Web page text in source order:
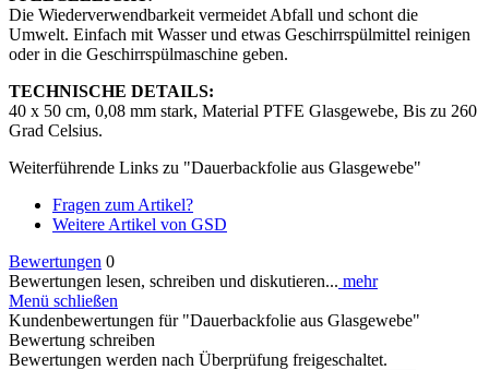
Die Wiederverwendbarkeit vermeidet Abfall und schont die
Umwelt. Einfach mit Wasser und etwas Geschirrspülmittel reinigen
oder in die Geschirrspülmaschine geben.
TECHNISCHE DETAILS:
40 x 50 cm, 0,08 mm stark, Material PTFE Glasgewebe, Bis zu 260
Grad Celsius.
Weiterführende Links zu "Dauerbackfolie aus Glasgewebe"
Fragen zum Artikel?
Weitere Artikel von GSD
Bewertungen 0
Bewertungen lesen, schreiben und diskutieren... mehr
Menü schließen
Kundenbewertungen für "Dauerbackfolie aus Glasgewebe"
Bewertung schreiben
Bewertungen werden nach Überprüfung freigeschaltet.